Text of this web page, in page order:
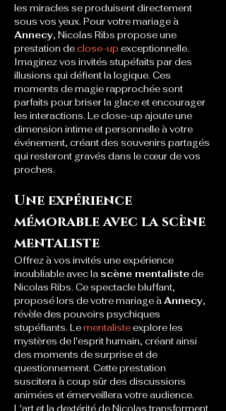
les miracles se produisent directement
sous vos yeux. Pour votre mariage à
Annecy, Nicolas Ribs propose une
prestation de close-up exceptionnelle.
Imaginez vos invités stupéfaits par des
illusions qui défient la logique. Ces
moments de magie rapprochée sont
parfaits pour briser la glace et encourager
les interactions. Le close-up ajoute une
dimension intime et personnelle à votre
événement, créant des souvenirs partagés
qui resteront gravés dans le cœur de vos
proches.
Une expérience
mémorable avec la scène
mentaliste
Offrez à vos invités une expérience
inoubliable avec la scène mentaliste de
Nicolas Ribs. Ce spectacle bluffant,
proposé lors de votre mariage à Annecy,
révèle des pouvoirs psychiques
stupéfiants. Le mentaliste explore les
mystères de l'esprit humain, créant ainsi
des moments de surprise et de
questionnement. Cette prestation
suscitera à coup sûr des discussions
animées et émerveillera votre audience.
L'art et la dextérité de Nicolas transforment